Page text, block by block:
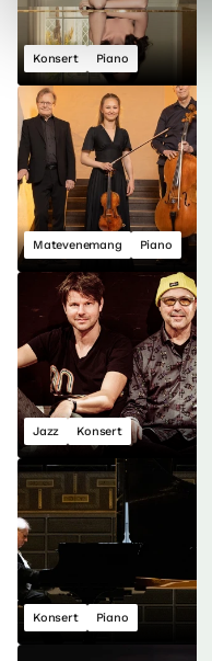
Konsert Piano
Matevenemang Piano
Jazz Konsert
Konsert Piano